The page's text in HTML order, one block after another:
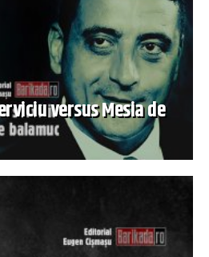
versus Mesia de